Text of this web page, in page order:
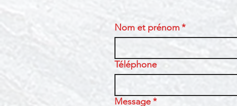
Nom et prénom*
Téléphone
Message*